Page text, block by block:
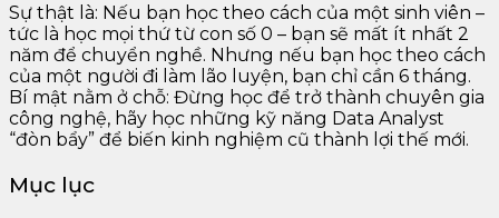
Sự thật là: Nếu bạn học theo cách của một sinh viên –
tức là học mọi thứ từ con số 0 – bạn sẽ mất ít nhất 2
năm để chuyển nghề. Nhưng nếu bạn học theo cách
của một người đi làm lão luyện, bạn chỉ cần 6 tháng.
Bí mật nằm ở chỗ: Đừng học để trở thành chuyên gia
công nghệ, hãy học những kỹ năng Data Analyst
“đòn bẩy” để biến kinh nghiệm cũ thành lợi thế mới.
Mục lục